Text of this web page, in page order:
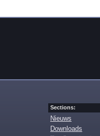
Sections:
Nieuws
Downloads